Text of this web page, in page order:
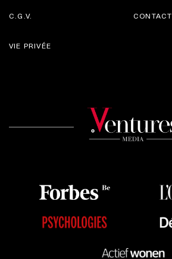
C.G.V. CONTACT
VIE PRIVÉE